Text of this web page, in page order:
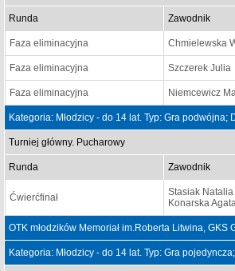
Runda Zawodnik
Faza eliminacyjna Chmielewska
Faza eliminacyjna Szczerek Julia
Faza eliminacyjna Niemcewicz
Kategoria: Młodzicy - do 14 lat. Typ: Gra podwójna;
Turniej główny. Pucharowy
Runda Zawodnik
Ćwierćfinał
Stasiak Natalia
Konarska
OTK młodzików Memoriał im.Roberta Litwina,
Kategoria: Młodzicy - do 14 lat. Typ: Gra